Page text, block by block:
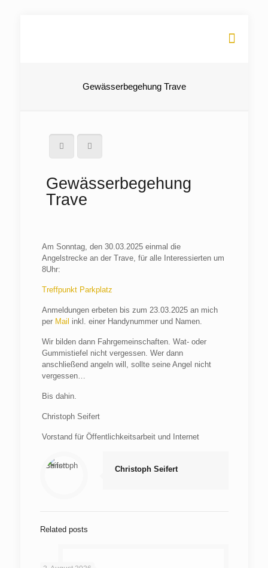
Gewässerbegehung Trave
Gewässerbegehung
Trave
Am Sonntag, den 30.03.2025 einmal die
Angelstrecke an der Trave, für alle Interessierten um
8Uhr:
Treffpunkt Parkplatz
Anmeldungen erbeten bis zum 23.03.2025 an mich
per Mail inkl. einer Handynummer und Namen.
Wir bilden dann Fahrgemeinschaften. Wat- oder
Gummistiefel nicht vergessen. Wer dann
anschließend angeln will, sollte seine Angel nicht
vergessen…
Bis dahin.
Christoph Seifert
Vorstand für Öffentlichkeitsarbeit und Internet
Christoph Seifert
Related posts